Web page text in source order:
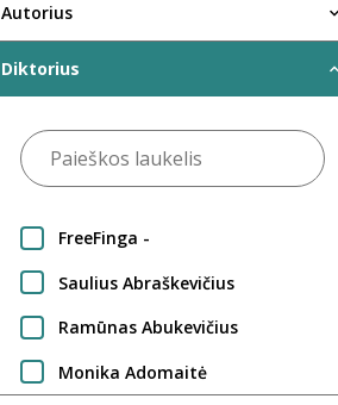
Autorius
Diktorius
FreeFinga -
Saulius Abraškevičius
Ramūnas Abukevičius
Monika Adomaitė